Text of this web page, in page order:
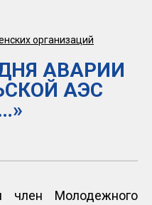
организаций
АВАРИИ
АЭС
член Молодежного